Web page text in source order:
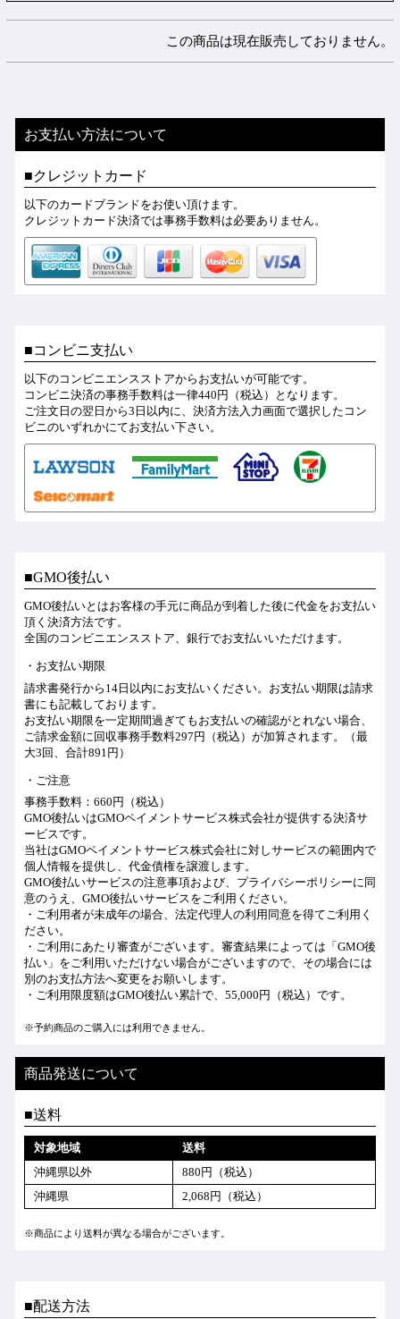
この商品は現在販売しておりません。
お支払い方法について
クレジットカード
以下のカードブランドをお使い頂けます。
クレジットカード決済では事務手数料は必要ありません。
コンビニ支払い
以下のコンビニエンスストアからお支払いが可能です。
コンビニ決済の事務手数料は一律440円（税込）となります。
ご注文日の翌日から3日以内に、決済方法入力画面で選択したコン
ビニのいずれかにてお支払い下さい。
GMO後払い
GMO後払いとはお客様の手元に商品が到着した後に代金をお支払い
頂く決済方法です。
全国のコンビニエンスストア、銀行でお支払いいただけます。
お支払い期限
請求書発行から14日以内にお支払いください。お支払い期限は請求
書にも記載しております。
お支払い期限を一定期間過ぎてもお支払いの確認がとれない場合、
ご請求金額に回収事務手数料297円（税込）が加算されます。（最
大3回、合計891円）
ご注意
事務手数料：660円（税込）
GMO後払いはGMOペイメントサービス株式会社が提供する決済サ
ービスです。
当社はGMOペイメントサービス株式会社に対しサービスの範囲内で
個人情報を提供し、代金債権を譲渡します。
GMO後払いサービスの注意事項および、 プライバシーポリシーに同
意のうえ、GMO後払いサービスをご利用ください。
・ご利用者が未成年の場合、法定代理人の利用同意を得てご利用く
ださい。
・ご利用にあたり審査がございます。審査結果によっては「GMO後
払い」をご利用いただけない場合がございますので、その場合には
別のお支払方法へ変更をお願いします。
・ご利用限度額はGMO後払い累計で、55,000円（税込）です。
※予約商品のご購入には利用できません。
商品発送について
送料
対象地域
送料
沖縄県以外
880円（税込）
沖縄県
2,068円（税込）
※商品により送料が異なる場合がございます。
配送方法